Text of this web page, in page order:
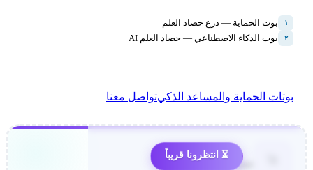
بوت الحماية — درع حصاد العلم
بوت الذكاء الاصطناعي — حصاد العلم AI
بوتات الحماية والمساعد الذكيتواصل معنا
ميزة جديدة
⏳ انتظرونا قريباً